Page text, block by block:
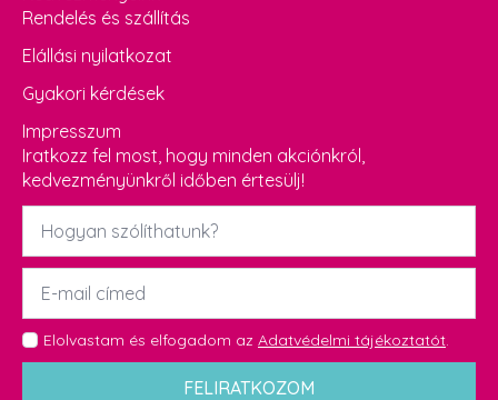
Rendelés és szállítás
Elállási nyilatkozat
Gyakori kérdések
Impresszum
Iratkozz fel most, hogy minden akciónkról,
kedvezményünkről időben értesülj!
Név
Email
GDPR
*
Elolvastam és elfogadom az Adatvédelmi tájékoztatót.
FELIRATKOZOM